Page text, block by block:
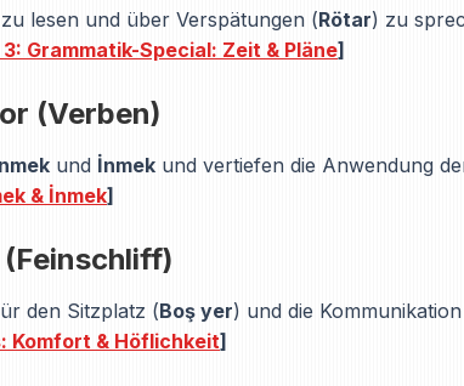
lesen und über Verspätungen (Rötar) zu
Grammatik-Special: Zeit & Pläne]
(Verben)
und İnmek und vertiefen die Anwendung
& İnmek]
den Sitzplatz (Boş yer) und die
Komfort & Höflichkeit]